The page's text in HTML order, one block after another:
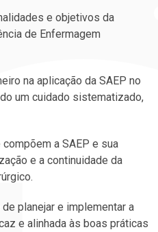
e objetivos da
de Enfermagem
na aplicação da SAEP no
um cuidado sistematizado,
a SAEP e sua
e a continuidade da
planejar e implementar a
e alinhada às boas práticas